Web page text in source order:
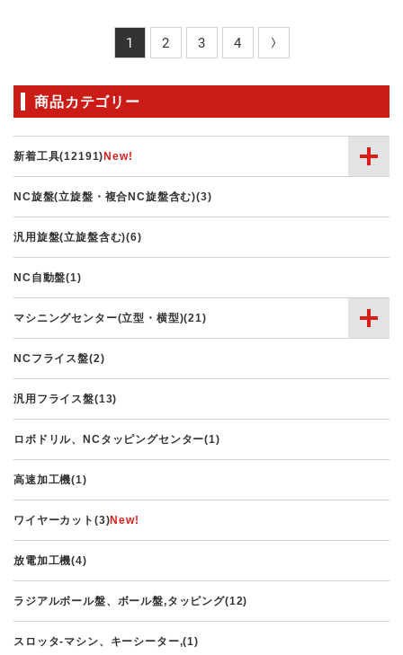
1 2 3 4
商品カテゴリー
新着工具(12191)
NC旋盤(立旋盤・複合NC旋盤含む)(3)
汎用旋盤(立旋盤含む)(6)
NC自動盤(1)
マシニングセンター(立型・横型)(21)
NCフライス盤(2)
汎用フライス盤(13)
ロボドリル、NCタッピングセンター(1)
高速加工機(1)
ワイヤーカット(3)
放電加工機(4)
ラジアルボール盤、ボール盤,タッピング(12)
スロッタ-マシン、キーシーター,(1)